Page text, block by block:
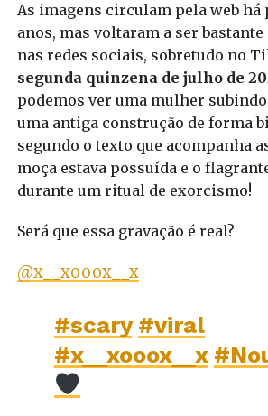
As imagens circulam pela web há
anos, mas voltaram a ser
nas redes sociais, sobretudo no
segunda quinzena de julho de
podemos ver uma mulher
uma antiga construção de forma
segundo o texto que acompanha
moça estava possuída e o
durante um ritual de exorcismo!
Será que essa gravação é real?
@x__xooox__x
#scary #viral
#x__xooox__x